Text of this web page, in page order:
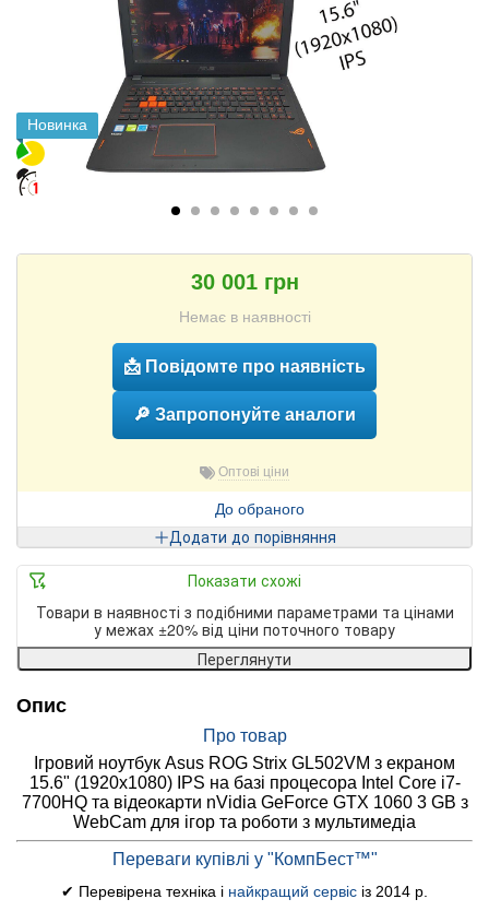
Новинка
30 001 грн
Немає в наявності
📩 Повідомте про наявність
🔎 Запропонуйте аналоги
Оптові ціни
До обраного
Додати до порівняння
Показати схожі
Товари в наявності з подібними параметрами та цінами
у межах ±20% від ціни поточного товару
Переглянути
Опис
Про товар
Ігровий ноутбук Asus ROG Strix GL502VM з екраном
15.6" (1920x1080) IPS на базі процесора Intel Core i7-
7700HQ та відеокарти nVidia GeForce GTX 1060 3 GB з
WebCam для ігор та роботи з мультимедіа
Переваги купівлі у "КомпБест™"
✔ Перевірена техніка і найкращий сервіс із 2014 р.